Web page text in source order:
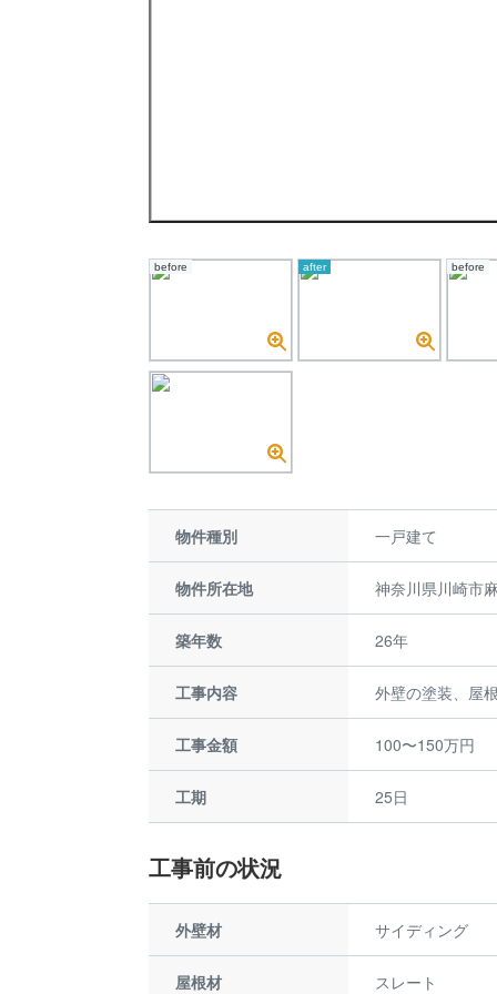
before after before
物件種別 一戸建て
物件所在地 神奈川県川崎市
築年数 26年
工事内容 外壁の塗装、屋
工事金額 100〜150万円
工期 25日
工事前の状況
外壁材 サイディング
屋根材 スレート